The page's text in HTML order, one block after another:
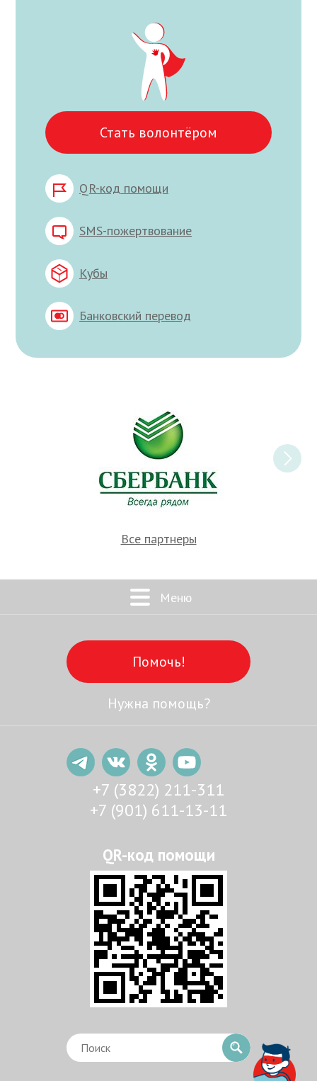
Стать волонтёром
QR-код помощи
SMS-пожертвование
Кубы
Банковский перевод
Все партнеры
Меню
Помочь!
Нужна помощь?
+7 (3822) 211-311
+7 (901) 611-13-11